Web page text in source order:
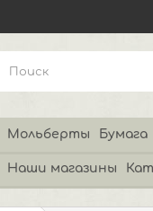
Мольберты Бумага
Наши магазины